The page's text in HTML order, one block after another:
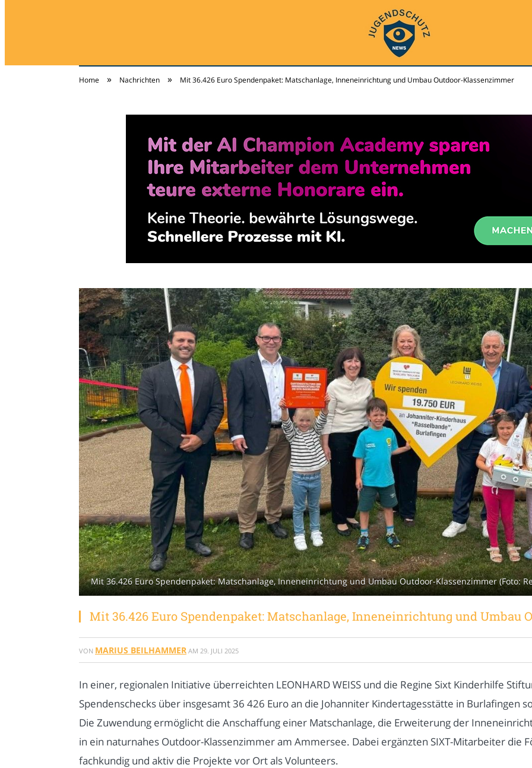
Home » Nachrichten » Mit 36.426 Euro Spendenpaket: Matschanlage, Inneneinrichtung und Umbau Outdoor-Klassenzimmer
Mit 36.426 Euro Spendenpaket: Matschanlage, Inneneinrichtung und Umbau Outdoor-Klassenzimmer (Foto:
Mit 36.426 Euro Spendenpaket: Matschanlage, Inneneinrichtung und Umbau
VON MARIUS BEILHAMMER AM 29. JULI 2025
In einer, regionalen Initiative überreichten LEONHARD WEISS und die Regine Sixt Kinderhilfe
Spendenschecks über insgesamt 36 426 Euro an die Johanniter Kindertagesstätte in Burlafingen
Die Zuwendung ermöglicht die Anschaffung einer Matschanlage, die Erweiterung der
in ein naturnahes Outdoor-Klassenzimmer am Ammersee. Dabei ergänzten SIXT-Mitarbeiter
fachkundig und aktiv die Projekte vor Ort als Volunteers.